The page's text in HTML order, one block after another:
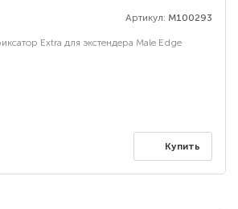
Артикул: M100293
Extra для экстендера Male Edge
Купить